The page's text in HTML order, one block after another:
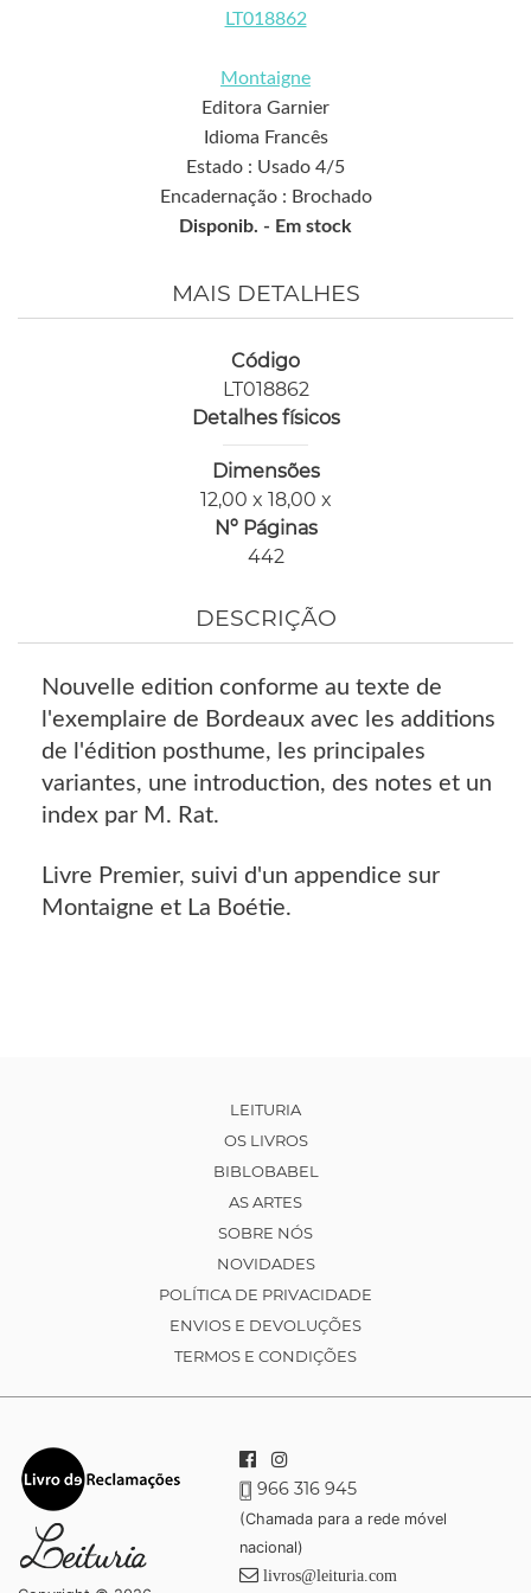
LT018862
Montaigne
Editora Garnier
Idioma Francês
Estado : Usado 4/5
Encadernação : Brochado
Disponib. - Em stock
MAIS DETALHES
Código
LT018862
Detalhes físicos
Dimensões
12,00 x 18,00 x
Nº Páginas
442
DESCRIÇÃO
Nouvelle edition conforme au texte de
l'exemplaire de Bordeaux avec les additions
de l'édition posthume, les principales
variantes, une introduction, des notes et un
index par M. Rat.
Livre Premier, suivi d'un appendice sur
Montaigne et La Boétie.
LEITURIA
OS LIVROS
BIBLOBABEL
AS ARTES
SOBRE NÓS
NOVIDADES
POLÍTICA DE PRIVACIDADE
ENVIOS E DEVOLUÇÕES
TERMOS E CONDIÇÕES
966 316 945
(Chamada para a rede móvel
nacional)
livros@leituria.com